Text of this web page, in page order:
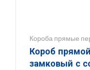
Короба прямые
Короб
замковый с